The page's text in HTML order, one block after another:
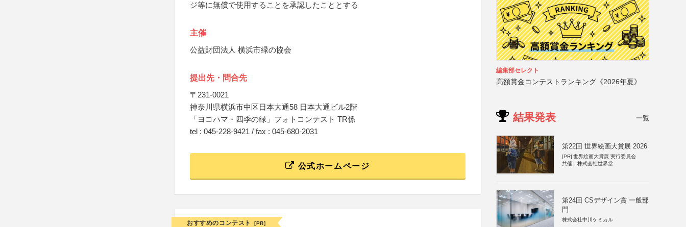
ジ等に無償で使用することを承認したこととする
主催
公益財団法人 横浜市緑の協会
提出先・問合先
〒231-0021
神奈川県横浜市中区日本大通58 日本大通ビル2階
「ヨコハマ・四季の緑」フォトコンテスト TR係
tel : 045-228-9421 / fax : 045-680-2031
公式ホームページ
おすすめのコンテスト [PR]
編集部セレクト
高額賞金コンテストランキング《2026年夏》
結果発表 一覧
第22回 世界絵画大賞展 2026
[PR] 世界絵画大賞展 実行委員会
共催：株式会社世界堂
第24回 CSデザイン賞 一般部
門
株式会社中川ケミカル